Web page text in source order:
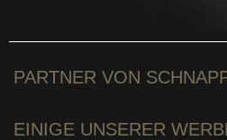
PARTNER VON
EINIGE UNSERER